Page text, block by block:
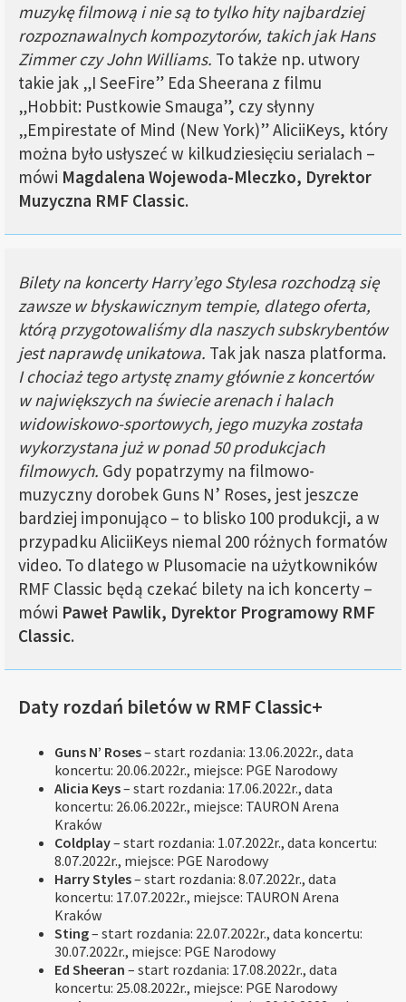
muzykę filmową i nie są to tylko hity najbardziej
rozpoznawalnych kompozytorów, takich jak Hans
Zimmer czy John Williams. To także np. utwory
takie jak „I SeeFire” Eda Sheerana z filmu
„Hobbit: Pustkowie Smauga”, czy słynny
„Empirestate of Mind (New York)” AliciiKeys, który
można było usłyszeć w kilkudziesięciu serialach –
mówi Magdalena Wojewoda-Mleczko, Dyrektor
Muzyczna RMF Classic.
Bilety na koncerty Harry’ego Stylesa rozchodzą się
zawsze w błyskawicznym tempie, dlatego oferta,
którą przygotowaliśmy dla naszych subskrybentów
jest naprawdę unikatowa. Tak jak nasza platforma.
I chociaż tego artystę znamy głównie z koncertów
w największych na świecie arenach i halach
widowiskowo-sportowych, jego muzyka została
wykorzystana już w ponad 50 produkcjach
filmowych. Gdy popatrzymy na filmowo-
muzyczny dorobek Guns N’ Roses, jest jeszcze
bardziej imponująco – to blisko 100 produkcji, a w
przypadku AliciiKeys niemal 200 różnych formatów
video. To dlatego w Plusomacie na użytkowników
RMF Classic będą czekać bilety na ich koncerty –
mówi Paweł Pawlik, Dyrektor Programowy RMF
Classic.
Daty rozdań biletów w RMF Classic+
Guns N’ Roses– start rozdania: 13.06.2022r., data
koncertu: 20.06.2022r., miejsce: PGE Narodowy
Alicia Keys– start rozdania: 17.06.2022r., data
koncertu: 26.06.2022r., miejsce: TAURON Arena
Kraków
Coldplay– start rozdania: 1.07.2022r., data koncertu:
8.07.2022r., miejsce: PGE Narodowy
Harry Styles– start rozdania: 8.07.2022r., data
koncertu: 17.07.2022r., miejsce: TAURON Arena
Kraków
Sting– start rozdania: 22.07.2022r., data koncertu:
30.07.2022r., miejsce: PGE Narodowy
Ed Sheeran – start rozdania: 17.08.2022r., data
koncertu: 25.08.2022r., miejsce: PGE Narodowy